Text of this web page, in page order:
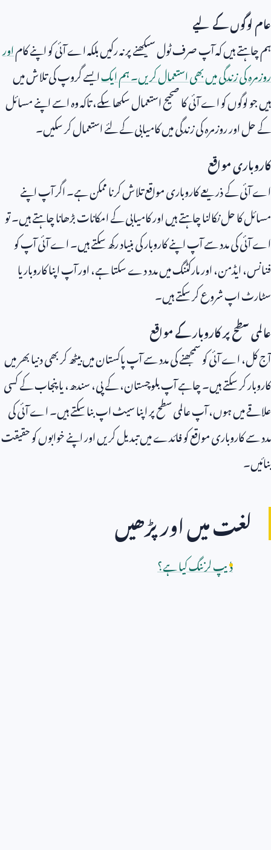
عام لوگوں کے لیے
ہم چاہتے ہیں کہ آپ صرف ٹول سیکھنے پر نہ رکیں بلکہ اے آئی کو اپنے کاماور
روزمرہ کی زندگی میں بھی استعمال کریں۔ ہم ایکایسے گروپ کی تلاش میں
ہیں جو لوگوں کو اے آئی کا صحیح استعمال سکھا سکے، تاکہ وہ اسے اپنے مسائل
کے حل اور روزمرہ کی زندگی میں کامیابی کے لئے استعمال کر سکیں۔
کاروباری مواقع
اے آئی کے ذریعے کاروباری مواقع تلاش کرنا ممکن ہے۔ اگر آپ اپنے
مسائل کا حل نکالنا چاہتے ہیں اور کامیابی کے امکانات بڑھانا چاہتے ہیں۔ تو
اے آئی کی مدد سے آپ اپنے کاروبار کی بنیاد رکھ سکتے ہیں۔ اے آئی آپ کو
فنانس، ایڈمن، اور مارکٹنگ میں مدد دے سکتا ہے، اور آپ اپنا کاروبار یا
سٹارٹ اپ شروع کر سکتے ہیں۔
عالمی سطح پر کاروبار کے مواقع
آج کل، اے آئی کو سمجھنے کی مدد سے آپ پاکستان میں بیٹھ کر بھی دنیا بھر میں
کاروبار کر سکتے ہیں۔ چاہے آپ بلوچستان، کے پی، سندھ، یا پنجاب کے کسی
علاقے میں ہوں، آپ عالمی سطح پر اپنا سیٹ اپ بنا سکتے ہیں۔ اے آئی کی
مدد سے کاروباری مواقع کو فائدے میں تبدیل کریں اور اپنے خوابوں کو حقیقت
بنائیں۔
لغت میں اور پڑھیں
ڈیپ لرننگ کیا ہے؟